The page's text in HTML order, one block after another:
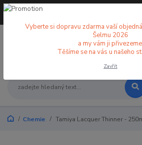
+420 773 998 582
Chemie Tamiya Lacquer Thinner -
Vyberte si dopravu zdarma vaší
Šelmu 2026
a my vám ji
Těšíme se na vás u našeho
Zavřít